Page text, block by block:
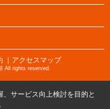
｜アクセスマップ
All rights reserved.
サービス向上検討を目的と